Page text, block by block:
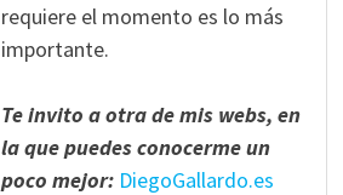
requiere el momento es lo más
importante.
Te invito a otra de mis webs, en
la que puedes conocerme un
poco mejor: DiegoGallardo.es